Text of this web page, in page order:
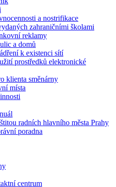
a nostrifikace
zahraničními školami
reklamy
a domů
k existenci sítí
prostředků elektronické
klienta směnárny
místa
radních hlavního města Prahy
poradna
centrum